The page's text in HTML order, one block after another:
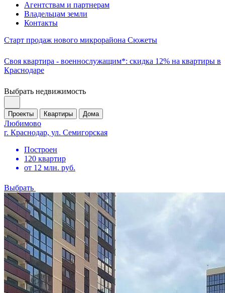
Агентствам и партнерам
Владельцам земли
Контакты
Старт продаж нового микрорайона Сюжеты
Своя квартира - военнослужащим*: скидка 12% на квартиры в
Краснодаре
Выбрать недвижимость
Проекты Квартиры Дома
Любимово
г. Краснодар, ул. Семигорская
Построен
120 квартир
от 12 млн. руб.
Выбрать